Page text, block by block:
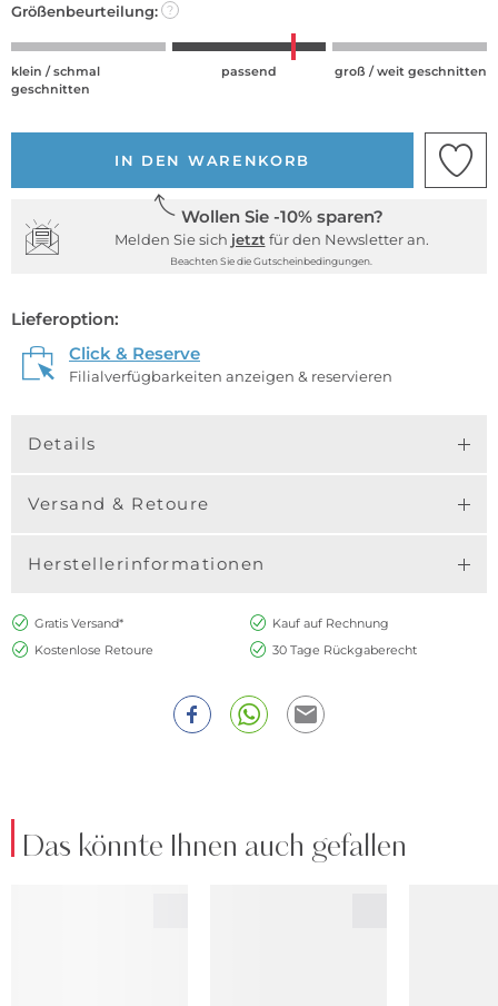
Größenbeurteilung: ?
klein / schmal
geschnitten
passend groß / weit geschnitten
IN DEN WARENKORB
Wollen Sie -10% sparen?
Melden Sie sich jetzt für den Newsletter an.
Beachten Sie die Gutscheinbedingungen.
Lieferoption:
Click & Reserve
Filialverfügbarkeiten anzeigen & reservieren
Details
Versand & Retoure
Herstellerinformationen
Gratis Versand*
Kauf auf Rechnung
Kostenlose Retoure
30 Tage Rückgaberecht
Das könnte Ihnen auch gefallen